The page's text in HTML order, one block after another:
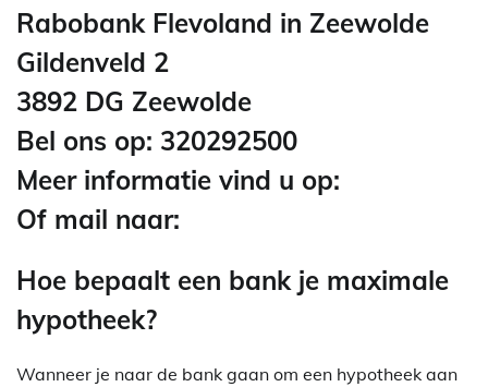
Rabobank Flevoland in Zeewolde
Gildenveld 2
3892 DG Zeewolde
Bel ons op: 320292500
Meer informatie vind u op:
Of mail naar:
Hoe bepaalt een bank je maximale
hypotheek?
Wanneer je naar de bank gaan om een hypotheek aan